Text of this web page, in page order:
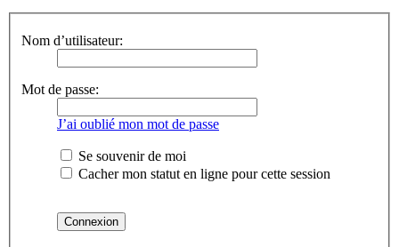
Nom d’utilisateur:
Mot de passe:
J’ai oublié mon mot de passe
Se souvenir de moi
Cacher mon statut en ligne pour cette session